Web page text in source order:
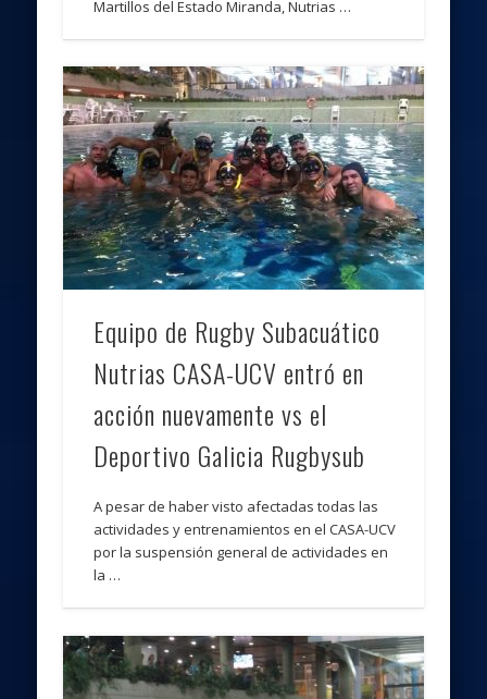
Martillos del Estado Miranda, Nutrias …
Equipo de Rugby Subacuático
Nutrias CASA-UCV entró en
acción nuevamente vs el
Deportivo Galicia Rugbysub
A pesar de haber visto afectadas todas las
actividades y entrenamientos en el CASA-UCV
por la suspensión general de actividades en
la …